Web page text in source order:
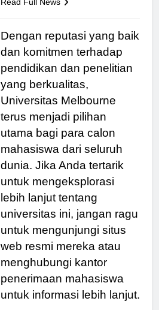
Dengan reputasi yang baik
dan komitmen terhadap
pendidikan dan penelitian
yang berkualitas,
Universitas Melbourne
terus menjadi pilihan
utama bagi para calon
mahasiswa dari seluruh
dunia. Jika Anda tertarik
untuk mengeksplorasi
lebih lanjut tentang
universitas ini, jangan ragu
untuk mengunjungi situs
web resmi mereka atau
menghubungi kantor
penerimaan mahasiswa
untuk informasi lebih lanjut.